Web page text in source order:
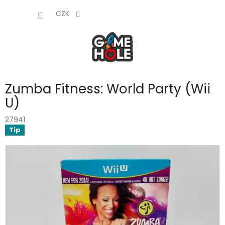
CZK
Zumba Fitness: World Party (Wii
U)
27941
Tip